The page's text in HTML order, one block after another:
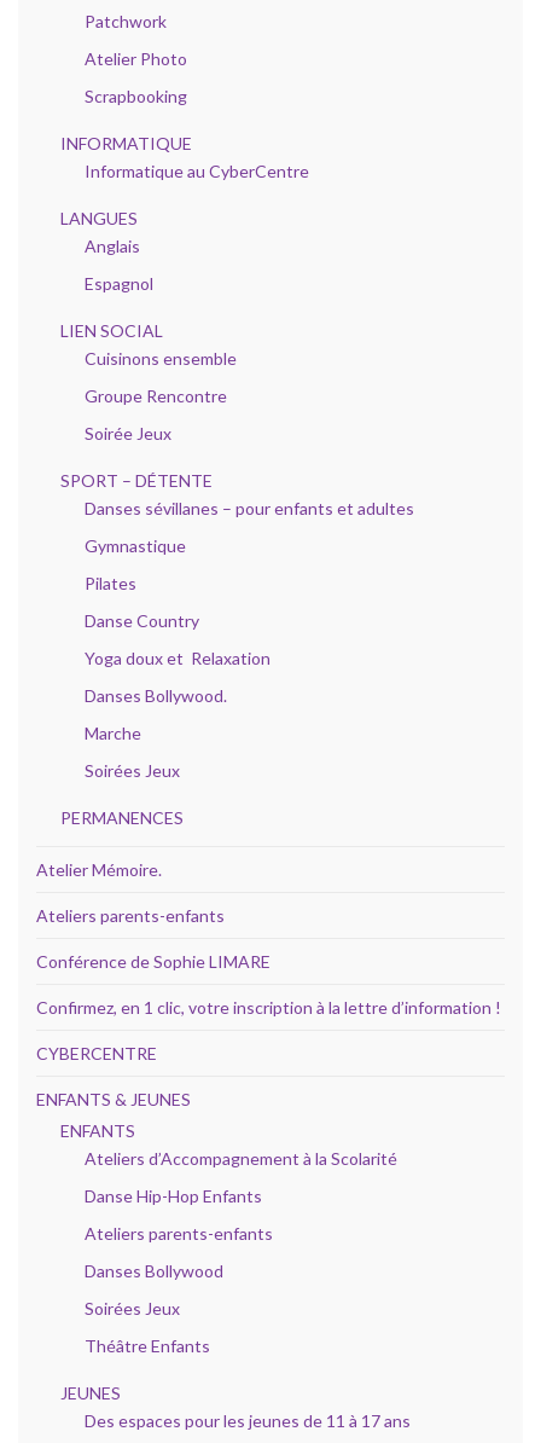
Patchwork
Atelier Photo
Scrapbooking
INFORMATIQUE
Informatique au CyberCentre
LANGUES
Anglais
Espagnol
LIEN SOCIAL
Cuisinons ensemble
Groupe Rencontre
Soirée Jeux
SPORT – DÉTENTE
Danses sévillanes – pour enfants et adultes
Gymnastique
Pilates
Danse Country
Yoga doux et Relaxation
Danses Bollywood.
Marche
Soirées Jeux
PERMANENCES
Atelier Mémoire.
Ateliers parents-enfants
Conférence de Sophie LIMARE
Confirmez, en 1 clic, votre inscription à la lettre d’information !
CYBERCENTRE
ENFANTS & JEUNES
ENFANTS
Ateliers d’Accompagnement à la Scolarité
Danse Hip-Hop Enfants
Ateliers parents-enfants
Danses Bollywood
Soirées Jeux
Théâtre Enfants
JEUNES
Des espaces pour les jeunes de 11 à 17 ans